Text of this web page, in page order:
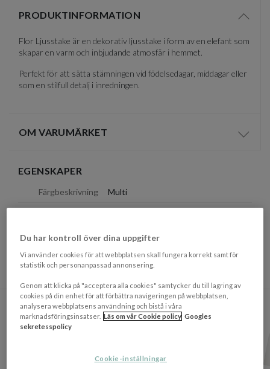
PRODUKTINFORMATION
Visa/
Flor Ljusstake är en dekorativ ljusstake i form av en elefant som
skapar en varm och inbjudande atmosfär i hemmet.
Perfekt för att sätta stämningen vid födelsedagar, middagar eller
som en stilfull detalj i inredningen.
OM VARUMÄRKET Visa/
EGENSKAPER
Färgbeskrivning Multi
Materialbeskrivning 100% Polyresin
Tillverkningsland Kina
DU KANSKE OCKSÅ GILLAR
VARDAGSRUMMET
BELYSNINGSDAGAR
OUTLET
Du har kontroll över dina uppgifter
Vi använder cookies för att webbplatsen skall fungera korrekt samt för
statistik och personanpassad annonsering.
Genom att klicka på "acceptera alla cookies" samtycker du till lagring av
cookies på din enhet för att förbättra navigeringen på webbplatsen,
analysera webbplatsens användning och bistå i våra
marknadsföringsinsatser. Läs om vår Cookie policy Googles
sekretesspolicy
Cookie-inställningar